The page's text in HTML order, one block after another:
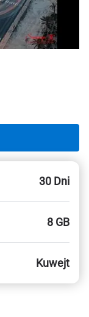
30 Dni
8 GB
Kuwejt